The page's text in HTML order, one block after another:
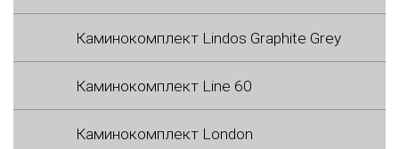
Каминокомплект Lindos Graphite Grey
Каминокомплект Line 60
Каминокомплект London